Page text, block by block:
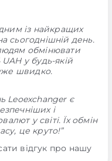
із найкращих
сьогоднішній день.
обмінювати
у будь-якій
швидко.
Leoexchanger є
і
у світі. Їх обмін
це круто!”
відгук про нашу